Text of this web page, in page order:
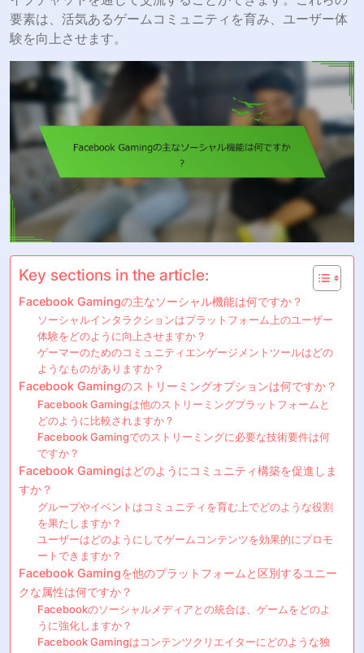
要素は、活気あるゲームコミュニティを育み、ユーザー体
験を向上させます。
Key sections in the article:
Facebook Gamingの主なソーシャル機能は何ですか？
ソーシャルインタラクションはプラットフォーム上のユーザー
体験をどのように向上させますか？
ゲーマーのためのコミュニティエンゲージメントツールはどの
ようなものがありますか？
Facebook Gamingのストリーミングオプションは何ですか？
Facebook Gamingは他のストリーミングプラットフォームと
どのように比較されますか？
Facebook Gamingでのストリーミングに必要な技術要件は何
ですか？
Facebook Gamingはどのようにコミュニティ構築を促進しま
すか？
グループやイベントはコミュニティを育む上でどのような役割
を果たしますか？
ユーザーはどのようにしてゲームコンテンツを効果的にプロモ
ートできますか？
Facebook Gamingを他のプラットフォームと区別するユニー
クな属性は何ですか？
Facebookのソーシャルメディアとの統合は、ゲームをどのよ
うに強化しますか？
Facebook Gamingはコンテンツクリエイターにどのような独